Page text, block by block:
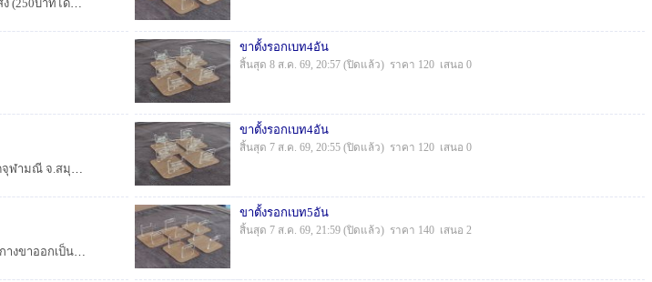
โล๊ะที่วางรอกเบท 1ชุดมี5อัน ราคาชุดละ250บาท พร้อมส่ง (250บาทได้5อันพร้อมส่งครับ) @@ของมีหลายชุดสนใจจับจองกันได้เลยครับ@@...
เหรียญท้าวเวสสุวรรณ รุ่นคุ้มภัยให้ลาภ หลวงพ่ออิฏฐ์ วัดจุฬามณี จ.สมุทรสงคราม พิมพ์ใหญ่ เนื้อตะกั่ว หลังยันต์ เลข 446 เลี่ยมกันน้ำพร้อมราคา350บาทพร้...
กล่องใส่โรลสายตกกุ้ง ใส่โรลได้2ชุด ทำจากอะคริลิคใส กางขาออกเป็นที่ตั้งคันตกกุ้งได้ในตัวเดียวกัน ขนาดกะทัดรัด พกพาสะดวก ####ขายอันละ 120 บาทพร้อมส...
ขาตั้งรอกเบท4อัน
สิ้นสุด 8 ส.ค. 69, 20:57 (ปิดแล้ว) ราคา 120 เสนอ 0
ขาตั้งรอกเบท4อัน
สิ้นสุด 7 ส.ค. 69, 20:55 (ปิดแล้ว) ราคา 120 เสนอ 0
ขาตั้งรอกเบท5อัน
สิ้นสุด 7 ส.ค. 69, 21:59 (ปิดแล้ว) ราคา 140 เสนอ 2